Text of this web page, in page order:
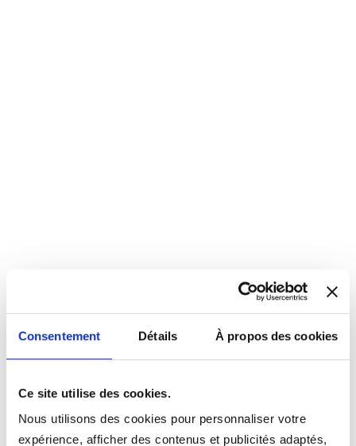
Consentement Détails À propos des cookies
Ce site utilise des cookies.
Nous utilisons des cookies pour personnaliser votre
expérience, afficher des contenus et publicités adaptés,